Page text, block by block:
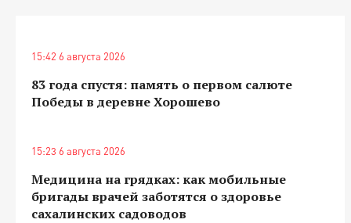
15:42 6 августа 2026
83 года спустя: память о первом салюте
Победы в деревне Хорошево
15:23 6 августа 2026
Медицина на грядках: как мобильные
бригады врачей заботятся о здоровье
сахалинских садоводов